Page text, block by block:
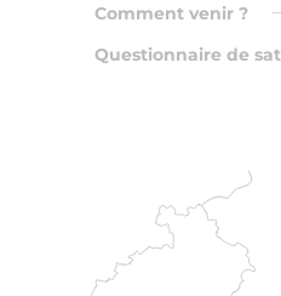
Comment venir ?
Questionnaire de